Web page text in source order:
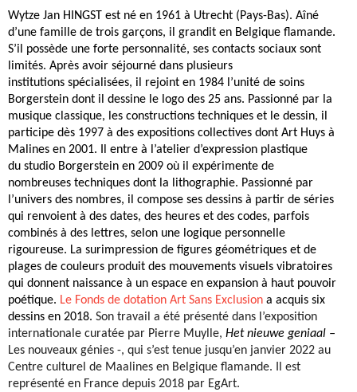
Wytze Jan HINGST est né en 1961 à Utrecht (Pays-Bas). Aîné
d’une famille de trois garçons, il grandit en Belgique flamande.
S’il possède une forte personnalité, ses contacts sociaux sont
limités. Après avoir séjourné dans plusieurs
institutions spécialisées, il rejoint en 1984 l’unité de soins
Borgerstein dont il dessine le logo des 25 ans. Passionné par la
musique classique, les constructions techniques et le dessin, il
participe dès 1997 à des expositions collectives dont Art Huys à
Malines en 2001. Il entre à l’atelier d’expression plastique
du studio Borgerstein en 2009 où il expérimente de
nombreuses techniques dont la lithographie. Passionné par
l’univers des nombres, il compose ses dessins à partir de séries
qui renvoient à des dates, des heures et des codes, parfois
combinés à des lettres, selon une logique personnelle
rigoureuse. La surimpression de figures géométriques et de
plages de couleurs produit des mouvements visuels vibratoires
qui donnent naissance à un espace en expansion à haut pouvoir
poétique. Le Fonds de dotation Art Sans Exclusion a acquis six
dessins en 2018. Son travail a été présenté dans l’exposition
internationale curatée par Pierre Muylle, Het nieuwe geniaal –
Les nouveaux génies -, qui s’est tenue jusqu’en janvier 2022 au
Centre culturel de Maalines en Belgique flamande. Il est
représenté en France depuis 2018 par EgArt.